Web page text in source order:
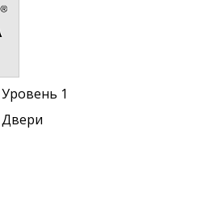
Уровень 1
Двери